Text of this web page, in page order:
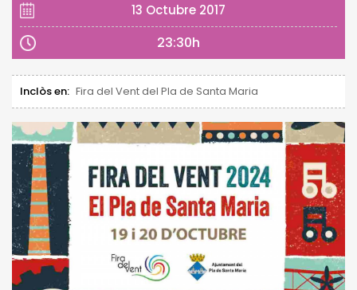
13 Octubre 2017
23:30h
Inclòs en: Fira del Vent del Pla de Santa Maria